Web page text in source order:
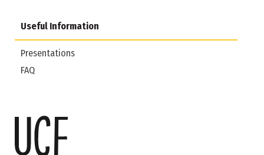
Useful Information
Presentations
FAQ